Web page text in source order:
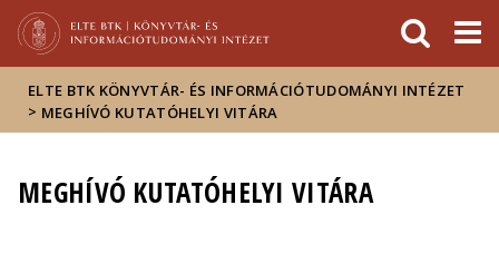
Hírek
Események
ELTE a
sajtóban
ELTE BTK KÖNYVTÁR- ÉS INFORMÁCIÓTUDOMÁNYI INTÉZET
> MEGHÍVÓ KUTATÓHELYI VITÁRA
MEGHÍVÓ KUTATÓHELYI VITÁRA